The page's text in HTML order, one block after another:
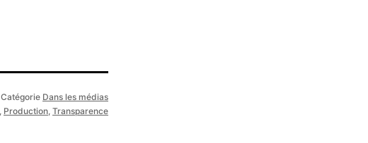
Catégorie Dans les médias
Production Transparence